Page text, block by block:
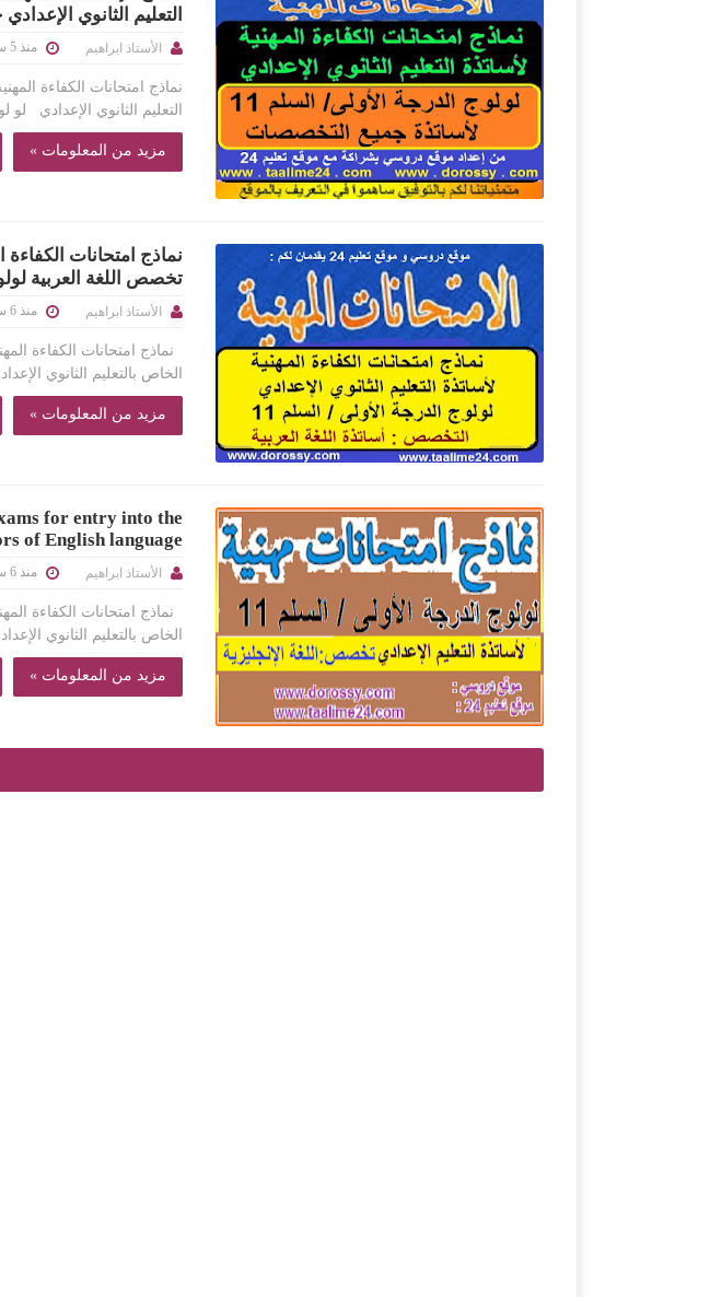
التعليم الثانوي
الأستاذ ابراهيم منذ 5 سنه تقريبا
نماذج امتحانات الكفاءة
التعليم الثانوي الإعدادي لو لوج الدرجة
مزيد من المعلومات »
نماذج امتحانات الكفاءة
تخصص اللغة العربية
الأستاذ ابراهيم منذ 6 سنه تقريبا
نماذج امتحانات الكفاءة
الخاص بالتعليم الثانوي
مزيد من المعلومات »
for entry into the
of English language
الأستاذ ابراهيم منذ 6 سنه تقريبا
نماذج امتحانات الكفاءة
الخاص بالتعليم الثانوي
مزيد من المعلومات »